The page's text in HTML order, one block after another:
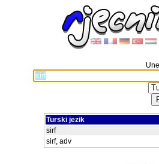
Turski jezik
sirf
sirf, adv